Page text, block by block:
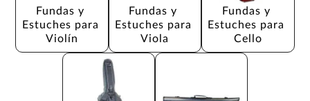
Fundas y
Estuches para
Violín
Fundas y
Estuches para
Viola
Fundas y
Estuches para
Cello